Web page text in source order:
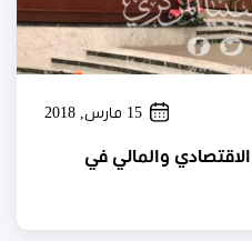
15 مارس, 2018
والمالي في